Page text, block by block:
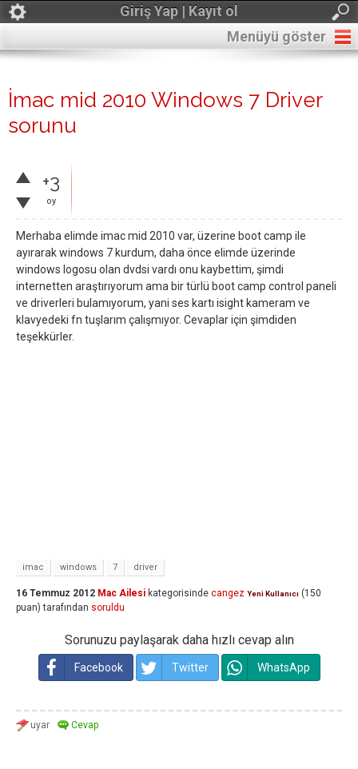
Giriş Yap | Kayıt ol
Menüyü göster
İmac mid 2010 Windows 7 Driver
sorunu
+3
oy
Merhaba elimde imac mid 2010 var, üzerine boot camp ile
ayırarak windows 7 kurdum, daha önce elimde üzerinde
windows logosu olan dvdsi vardı onu kaybettim, şimdi
internetten araştırıyorum ama bir türlü boot camp control paneli
ve driverleri bulamıyorum, yani ses kartı isight kameram ve
klavyedeki fn tuşlarım çalışmıyor. Cevaplar için şimdiden
teşekkürler.
imac windows 7 driver
16 Temmuz 2012 Mac Ailesi kategorisinde cangez Yeni Kullanıcı (150
puan) tarafından soruldu
Sorunuzu paylaşarak daha hızlı cevap alın
Facebook Twitter WhatsApp